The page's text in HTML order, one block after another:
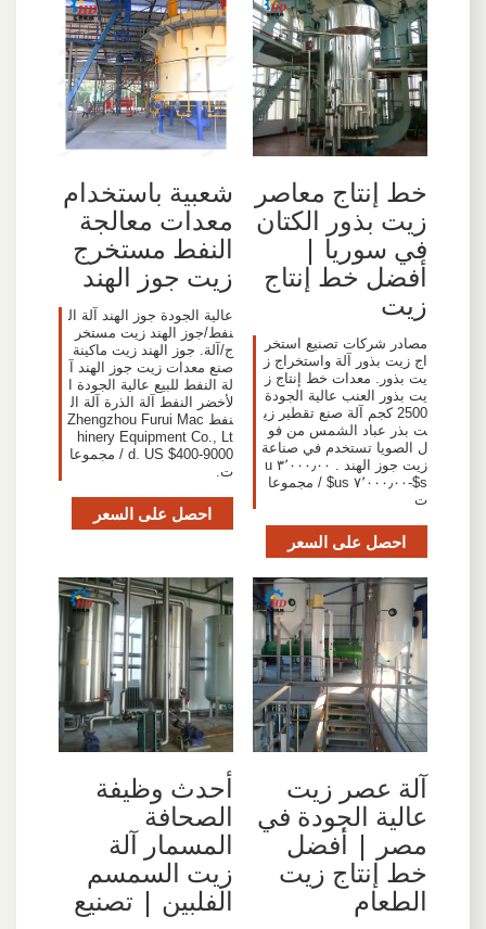
خط إنتاج معاصر
زيت بذور الكتان
في سوريا |
أفضل خط إنتاج
زيت
مصادر شركات تصنيع استخر
اج زيت بذور آلة واستخراج ز
يت بذور. معدات خط إنتاج ز
يت بذور العنب عالية الجودة
2500 كجم آلة صنع تقطير زي
ت بذر عباد الشمس من فو
ل الصويا تستخدم في صناعة
زيت جوز الهند . ٣٬٠٠٠٫٠٠ u
s$-٧٬٠٠٠٫٠٠ us$ / مجموعا
ت
احصل على السعر
شعبية باستخدام
معدات معالجة
النفط مستخرج
زيت جوز الهند
عالية الجودة جوز الهند آلة ال
نفط/جوز الهند زيت مستخر
ج/آلة. جوز الهند زيت ماكينة
صنع معدات زيت جوز الهند آ
لة النفط للبيع عالية الجودة ا
لأخضر النفط آلة الذرة آلة ال
نفط Zhengzhou Furui Mac
hinery Equipment Co., Lt
d. US $400-9000 / مجموعا
ت.
احصل على السعر
آلة عصر زيت
عالية الجودة في
مصر | أفضل
خط إنتاج زيت
الطعام
أحدث وظيفة
الصحافة
المسمار آلة
زيت السمسم
الفلبين | تصنيع